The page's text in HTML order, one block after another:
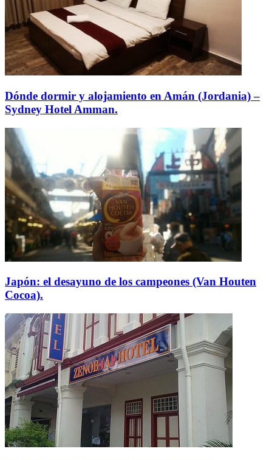
Dónde dormir y alojamiento en Amán (Jordania) –
Sydney Hotel Amman.
Japón: el desayuno de los campeones (Van Houten
Cocoa).